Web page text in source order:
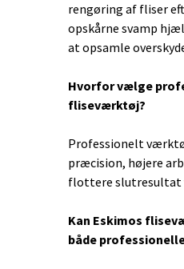
rengøring af fliser
opskårne svamp
at opsamle
Hvorfor vælge
fliseværktøj?
Professionelt
præcision, højere
flottere slutresultat
Kan Eskimos
både